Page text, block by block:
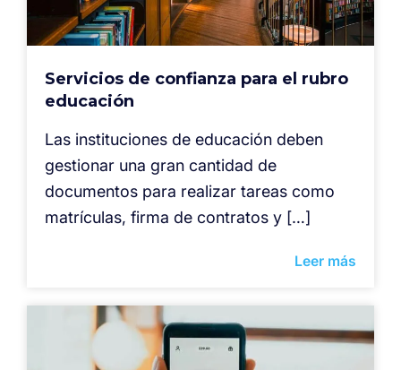
Servicios de confianza para el rubro
educación
Las instituciones de educación deben
gestionar una gran cantidad de
documentos para realizar tareas como
matrículas, firma de contratos y […]
Leer más